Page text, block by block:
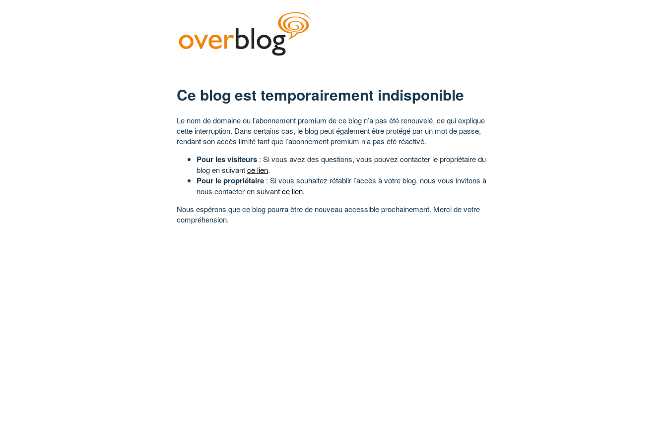
Ce blog est temporairement indisponible
Le nom de domaine ou l’abonnement premium de ce blog n’a pas été renouvelé, ce qui explique
cette interruption. Dans certains cas, le blog peut également être protégé par un mot de passe,
rendant son accès limité tant que l’abonnement premium n’a pas été réactivé.
Pour les visiteurs : Si vous avez des questions, vous pouvez contacter le propriétaire du
blog en suivantce lien.
Pour le propriétaire : Si vous souhaitez rétablir l’accès à votre blog, nous vous invitons à
nous contacter en suivantce lien.
Nous espérons que ce blog pourra être de nouveau accessible prochainement. Merci de votre
compréhension.